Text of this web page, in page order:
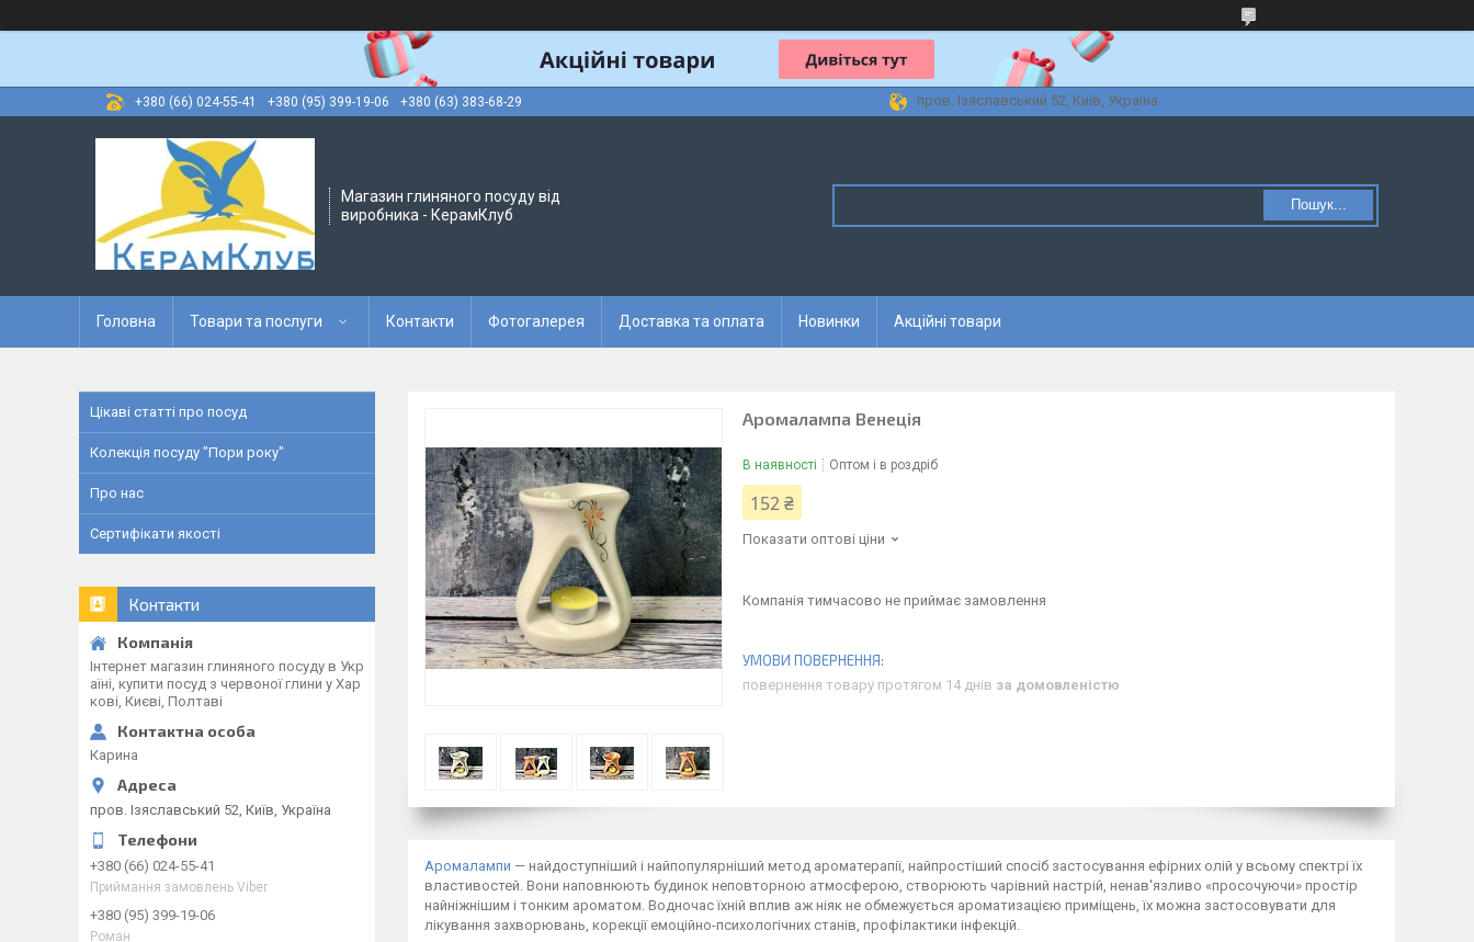
+380 (66) 024-55-41 +380 (95) 399-19-06 +380 (63) 383-68-29 пров. Ізяславський 52, Київ, Україна
Магазин глиняного посуду від
виробника - КерамКлуб
Пошук...
Головна Товари та послуги Контакти Фотогалерея Доставка та оплата Новинки Акційні товари
Аромалампа Венеція
В наявності Оптом і в роздріб
152 ₴
Показати оптові ціни
Компанія тимчасово не приймає замовлення
повернення товару протягом 14 днів за домовленістю
Аромалампи — найдоступніший і найпопулярніший метод ароматерапії, найпростіший спосіб застосування ефірних олій у всьому спектрі їх
властивостей. Вони наповнюють будинок неповторною атмосферою, створюють чарівний настрій, ненав'язливо «просочуючи» простір
найніжнішим і тонким ароматом. Водночас їхній вплив аж ніяк не обмежується ароматизацією приміщень, їх можна застосовувати для
лікування захворювань, корекції емоційно-психологічних станів, профілактики інфекцій.
Цікаві статті про посуд
Колекція посуду "Пори року"
Про нас
Сертифікати якості
Контакти
Інтернет магазин глиняного посуду в Укр
аїні, купити посуд з червоної глини у Хар
кові, Києві, Полтаві
Карина
пров. Ізяславський 52, Київ, Україна
+380 (66) 024-55-41
Приймання замовлень Viber
+380 (95) 399-19-06
Роман